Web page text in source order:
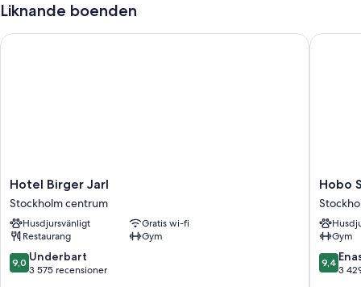
Liknande boenden
Hotel
Birger
Jarl
Stockholm
centrum
Hotel Birger Jarl
Stockholm centrum
Husdjursvänligt
Gratis wi-fi
Restaurang
Gym
9.0
av
9,0 Underbart
3 575 recensioner
Hotel Birger Jarl
Hobo
centrum
Hobo
Gym
9.4
av
9,4
3
Hobo